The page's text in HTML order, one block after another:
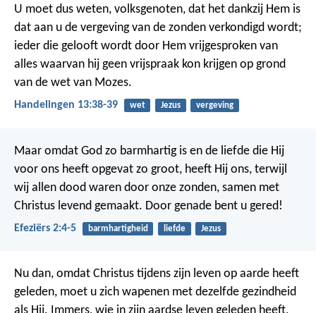
U moet dus weten, volksgenoten, dat het dankzij Hem is
dat aan u de vergeving van de zonden verkondigd wordt;
ieder die gelooft wordt door Hem vrijgesproken van
alles waarvan hij geen vrijspraak kon krijgen op grond
van de wet van Mozes.
Handelingen 13:38-39 wet Jezus vergeving
Maar omdat God zo barmhartig is en de liefde die Hij
voor ons heeft opgevat zo groot, heeft Hij ons, terwijl
wij allen dood waren door onze zonden, samen met
Christus levend gemaakt. Door genade bent u gered!
Efeziërs 2:4-5 barmhartigheid liefde Jezus
Nu dan, omdat Christus tijdens zijn leven op aarde heeft
geleden, moet u zich wapenen met dezelfde gezindheid